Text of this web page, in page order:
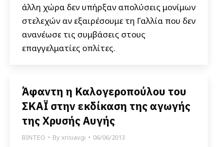
άλλη χώρα δεν υπήρξαν απολύσεις μονίμων
στελεχών αν εξαιρέσουμε τη Γαλλία που δεν
ανανέωσε τις συμβάσεις στους
επαγγελματίες οπλίτες.
Άφαντη η Καλογεροπούλου του
ΣΚΑΪ στην εκδίκαση της αγωγής
της Χρυσής Αυγής
ΒΙΝΤΕΟ Byxrisiavgi 06/06/2013